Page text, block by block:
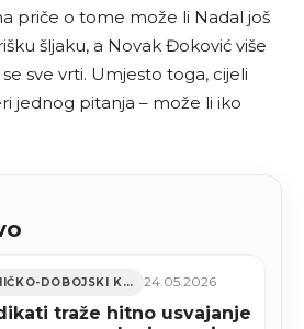
priče o tome može li Nadal još
šljaku, a Novak Đoković više
sve vrti. Umjesto toga, cijeli
jednog pitanja – može li iko
ZENIČKO-DOBOJSKI KANTON 24.05.2026
traže hitno usvajanje